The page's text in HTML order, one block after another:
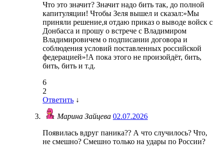
Что это значит? Значит надо бить так, до полной
капитуляции! Чтобы Зеля вышел и сказал:»Мы
приняли решение,я отдаю приказ о выводе войск с
Донбасса и прошу о встрече с Владимиром
Владимировичем о подписании договора и
соблюдения условий поставленных российской
федерацией»!А пока этого не произойдёт, бить,
бить, бить и т.д.
6
2
Ответить ↓
Марина Зайцева 02.07.2026
Появилась вдруг паника?? А что случилось? Что,
не смешно? Смешно только на удары по России?